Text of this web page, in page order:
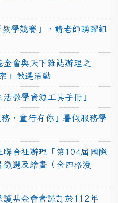
學競賽」，請老師踴躍組
會與天下雜誌辦理之
」徵選活動
教學資源工具手冊」
，童行有你」暑假服務學
聯合社辦理「第104屆國際
選及繪畫（含四格漫
護基金會會謹訂於112年